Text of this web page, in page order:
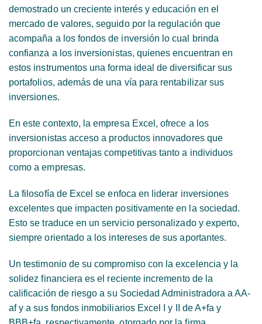
demostrado un creciente interés y educación en el
mercado de valores, seguido por la regulación que
acompaña a los fondos de inversión lo cual brinda
confianza a los inversionistas, quienes encuentran en
estos instrumentos una forma ideal de diversificar sus
portafolios, además de una vía para rentabilizar sus
inversiones.
En este contexto, la empresa Excel, ofrece a los
inversionistas acceso a productos innovadores que
proporcionan ventajas competitivas tanto a individuos
como a empresas.
La filosofía de Excel se enfoca en liderar inversiones
excelentes que impacten positivamente en la sociedad.
Esto se traduce en un servicio personalizado y experto,
siempre orientado a los intereses de sus aportantes.
Un testimonio de su compromiso con la excelencia y la
solidez financiera es el reciente incremento de la
calificación de riesgo a su Sociedad Administradora a AA-
af y a sus fondos inmobiliarios Excel I y II de A+fa y